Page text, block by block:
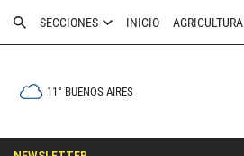
SECCIONES INICIO AGRICULTURA
11° BUENOS AIRES